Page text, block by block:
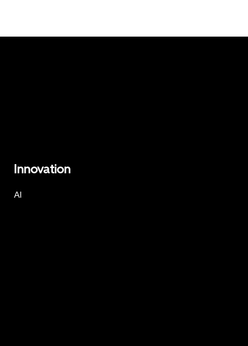
Innovation
AI